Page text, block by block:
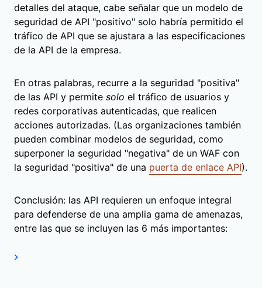
detalles del ataque, cabe señalar que un modelo de
seguridad de API "positivo" solo habría permitido el
tráfico de API que se ajustara a las especificaciones
de la API de la empresa.
En otras palabras, recurre a la seguridad "positiva"
de las API y permite solo el tráfico de usuarios y
redes corporativas autenticadas, que realicen
acciones autorizadas. (Las organizaciones también
pueden combinar modelos de seguridad, como
superponer la seguridad "negativa" de un WAF con
la seguridad "positiva" de una puerta de enlace API).
Conclusión: las API requieren un enfoque integral
para defenderse de una amplia gama de amenazas,
entre las que se incluyen las 6 más importantes: